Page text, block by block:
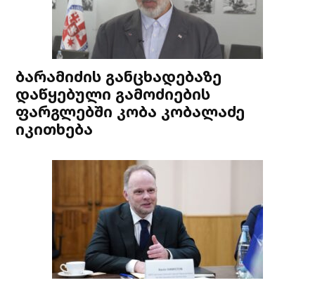
ბარამიძის განცხადებაზე
დაწყებული გამოძიების
ფარგლებში კობა კობალაძე
იკითხება